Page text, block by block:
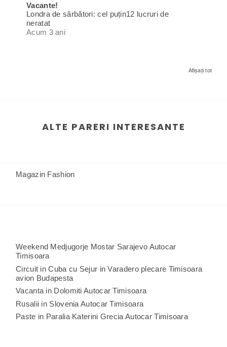
Vacante!
Londra de sărbători: cel puțin12 lucruri de
neratat
Acum 3 ani
Afișați tot
ALTE PARERI INTERESANTE
Magazin Fashion
Weekend Medjugorje Mostar Sarajevo Autocar
Timisoara
Circuit in Cuba cu Sejur in Varadero plecare Timisoara
avion Budapesta
Vacanta in Dolomiti Autocar Timisoara
Rusalii in Slovenia Autocar Timisoara
Paste in Paralia Katerini Grecia Autocar Timisoara